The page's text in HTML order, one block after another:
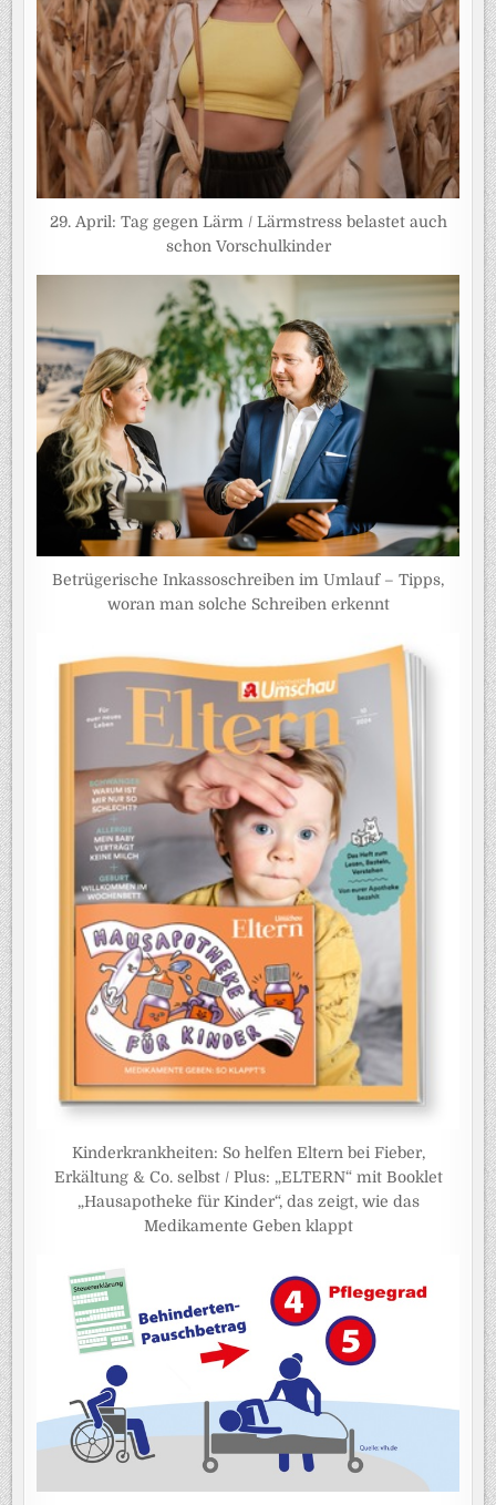
29. April: Tag gegen Lärm / Lärmstress belastet auch
schon Vorschulkinder
Betrügerische Inkassoschreiben im Umlauf – Tipps,
woran man solche Schreiben erkennt
Kinderkrankheiten: So helfen Eltern bei Fieber,
Erkältung & Co. selbst / Plus: „ELTERN“ mit Booklet
„Hausapotheke für Kinder“, das zeigt, wie das
Medikamente Geben klappt